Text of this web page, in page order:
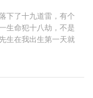
下了十九道雷，有个
生命犯十八劫，不是
生在我出生第一天就